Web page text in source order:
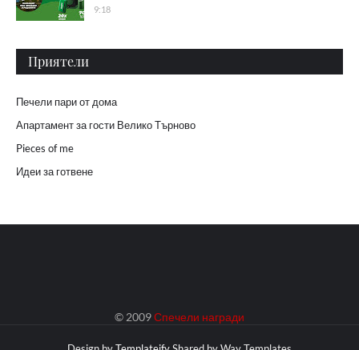
9:18
Приятели
Печели пари от дома
Апартамент за гости Велико Търново
Pieces of me
Идеи за готвене
© 2009Спечели награди